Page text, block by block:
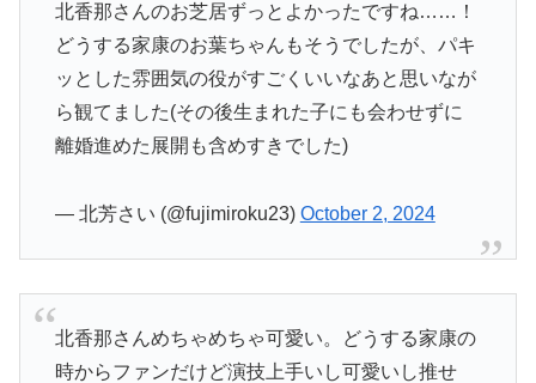
北香那さんのお芝居ずっとよかったですね……！
どうする家康のお葉ちゃんもそうでしたが、パキ
ッとした雰囲気の役がすごくいいなあと思いなが
ら観てました(その後生まれた子にも会わせずに
離婚進めた展開も含めすきでした)
— 北芳さい (@fujimiroku23) October 2, 2024
北香那さんめちゃめちゃ可愛い。どうする家康の
時からファンだけど演技上手いし可愛いし推せ